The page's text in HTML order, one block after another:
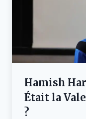
Hamish
Était la
?